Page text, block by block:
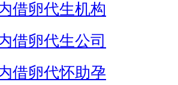
借卵代生机构
借卵代生公司
借卵代怀助孕